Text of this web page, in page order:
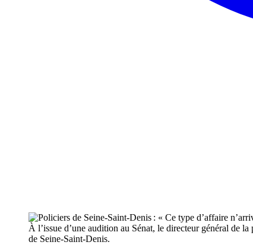
À l’issue d’une audition au Sénat, le directeur général de
de Seine-Saint-Denis.